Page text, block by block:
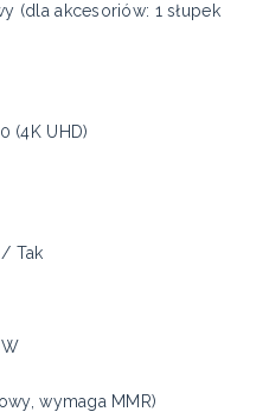
(dla akcesoriów: 1 słupek
(4K UHD)
/ Tak
wymaga MMR)